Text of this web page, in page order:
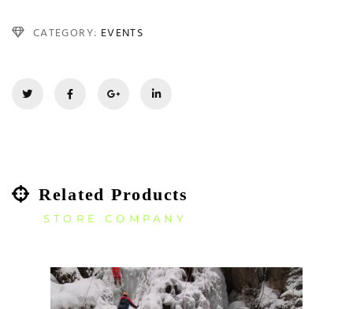
CATEGORY: EVENTS
Related Products
STORE COMPANY